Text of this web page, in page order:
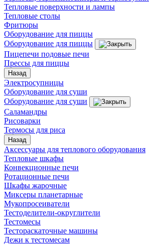
Тепловые поверхности и лампы
Тепловые столы
Фритюры
Оборудование для пиццы
Оборудование для пиццы
Пицепечи подовые печи
Прессы для пиццы
Назад
Электросупницы
Оборудование для суши
Оборудование для суши
Саламандры
Рисоварки
Термосы для риса
Назад
Аксессуары для теплового оборудования
Тепловые шкафы
Конвекционные печи
Ротационные печи
Шкафы жарочные
Миксеры планетарные
Мукопросеиватели
Тестоделители-округлители
Тестомесы
Тестораскаточные машины
Дежи к тестомесам